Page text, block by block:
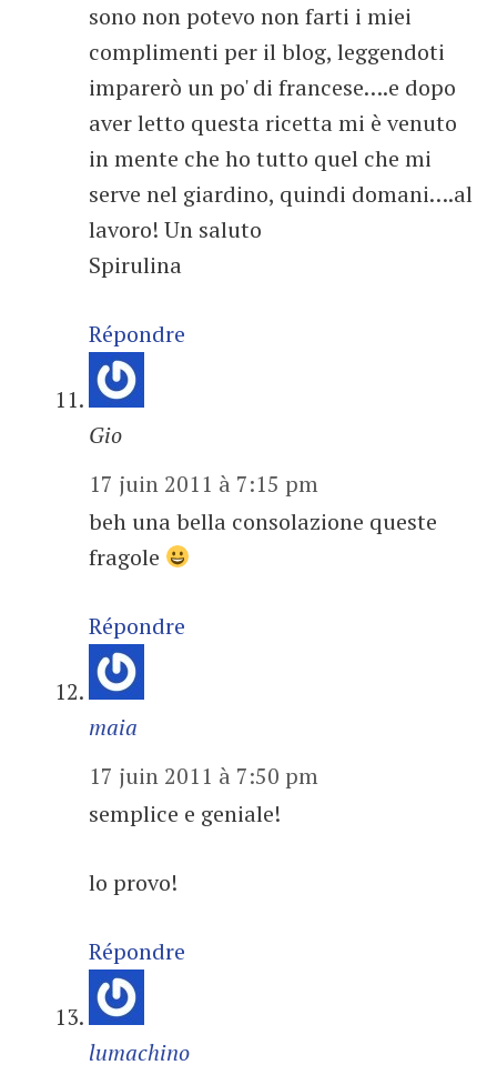
sono non potevo non farti i miei
complimenti per il blog, leggendoti
imparerò un po' di francese….e dopo
aver letto questa ricetta mi è venuto
in mente che ho tutto quel che mi
serve nel giardino, quindi domani….al
lavoro! Un saluto
Spirulina
Répondre
Gio
17 juin 2011 à 7:15 pm
beh una bella consolazione queste
fragole
Répondre
maia
17 juin 2011 à 7:50 pm
semplice e geniale!
lo provo!
Répondre
lumachino